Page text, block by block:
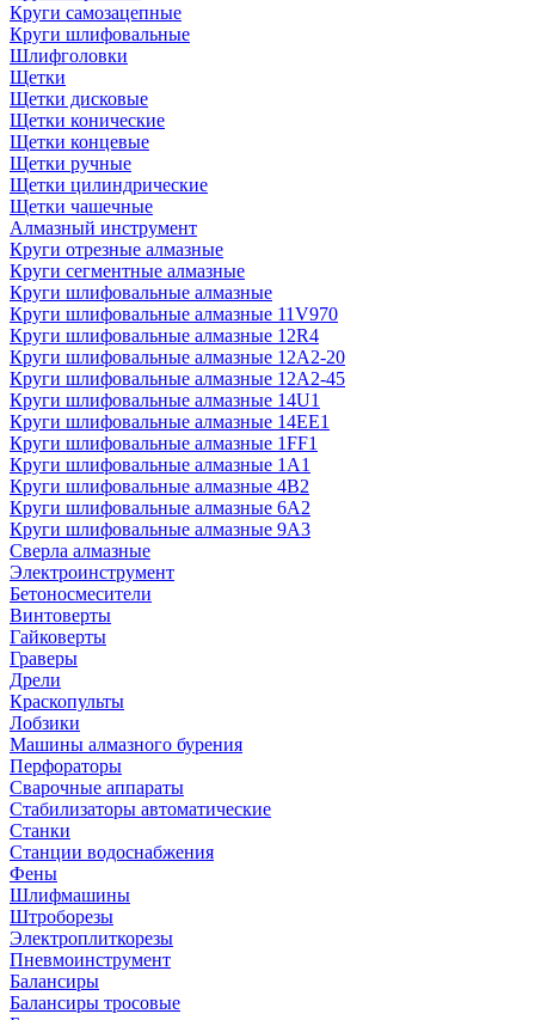
Круги самозацепные
Круги шлифовальные
Шлифголовки
Щетки
Щетки дисковые
Щетки конические
Щетки концевые
Щетки ручные
Щетки цилиндрические
Щетки чашечные
Алмазный инструмент
Круги отрезные алмазные
Круги сегментные алмазные
Круги шлифовальные алмазные
Круги шлифовальные алмазные 11V970
Круги шлифовальные алмазные 12R4
Круги шлифовальные алмазные 12А2-20
Круги шлифовальные алмазные 12А2-45
Круги шлифовальные алмазные 14U1
Круги шлифовальные алмазные 14ЕЕ1
Круги шлифовальные алмазные 1FF1
Круги шлифовальные алмазные 1А1
Круги шлифовальные алмазные 4В2
Круги шлифовальные алмазные 6A2
Круги шлифовальные алмазные 9А3
Сверла алмазные
Электроинструмент
Бетоносмесители
Винтоверты
Гайковерты
Граверы
Дрели
Краскопульты
Лобзики
Машины алмазного бурения
Перфораторы
Сварочные аппараты
Стабилизаторы автоматические
Станки
Станции водоснабжения
Фены
Шлифмашины
Штроборезы
Электроплиткорезы
Пневмоинструмент
Балансиры
Балансиры тросовые